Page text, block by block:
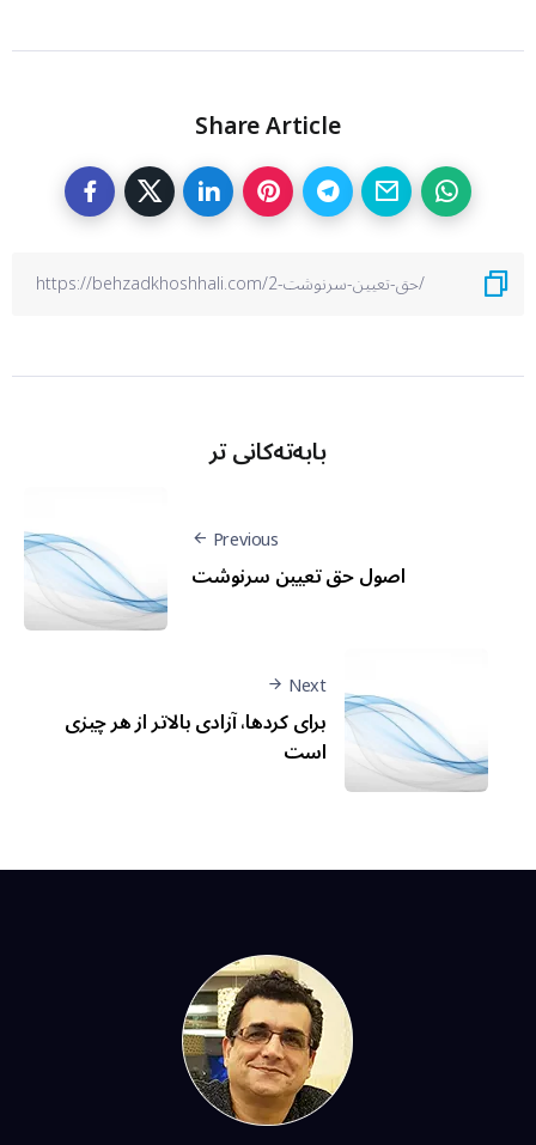
Share Article
بابەتەکانی تر
Previous
اصول حق تعيين سرنوشت
Next
برای كردها، آزادی بالاتر از هر چيزی
است